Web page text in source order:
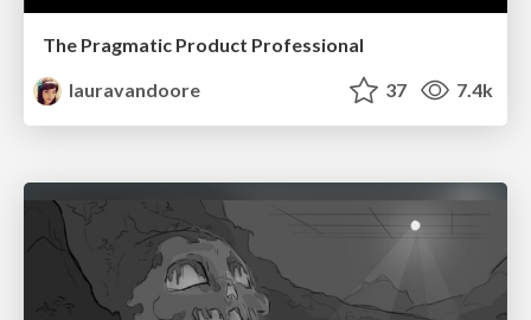
The Pragmatic Product Professional
lauravandoore
37 7.4k